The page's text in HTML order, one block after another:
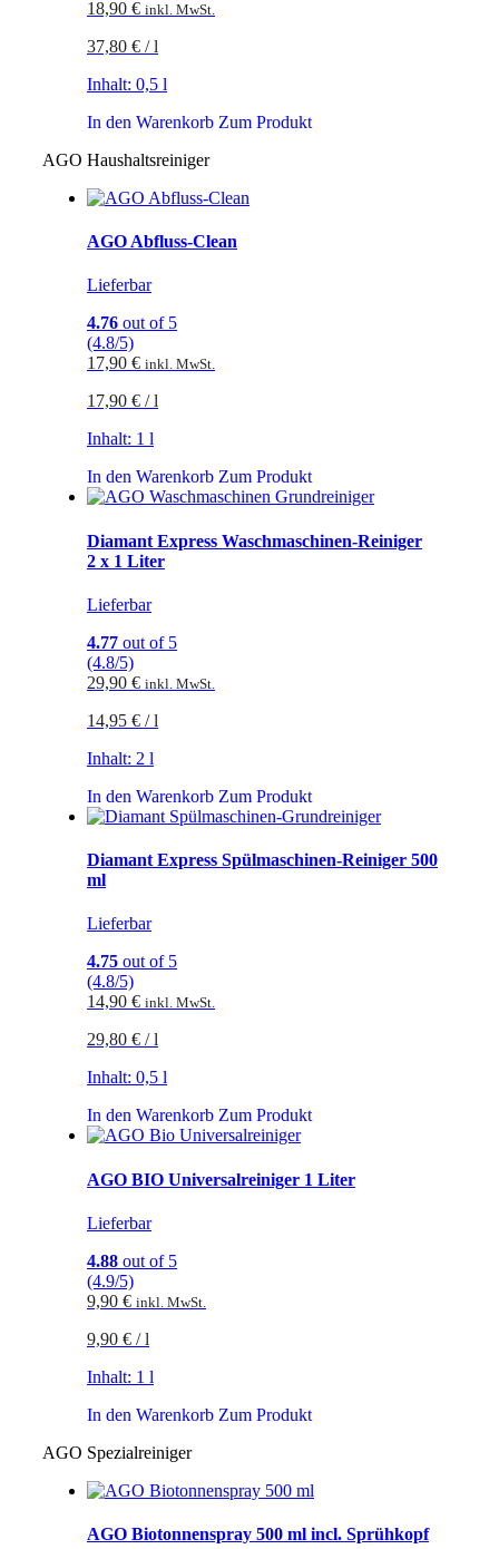
18,90 € inkl. MwSt.
37,80 € /l
Inhalt: 0,5 l
In den Warenkorb Zum Produkt
AGO Haushaltsreiniger
AGO Abfluss-Clean
Lieferbar
4.76 out of 5
(4.8/5)
17,90 € inkl. MwSt.
17,90 € /l
Inhalt: 1 l
In den Warenkorb Zum Produkt
Diamant Express Waschmaschinen-Reiniger
2 x 1 Liter
Lieferbar
4.77 out of 5
(4.8/5)
29,90 € inkl. MwSt.
14,95 € /l
Inhalt: 2 l
In den Warenkorb Zum Produkt
Diamant Express Spülmaschinen-Reiniger 500
ml
Lieferbar
4.75 out of 5
(4.8/5)
14,90 € inkl. MwSt.
29,80 € /l
Inhalt: 0,5 l
In den Warenkorb Zum Produkt
AGO BIO Universalreiniger 1 Liter
Lieferbar
4.88 out of 5
(4.9/5)
9,90 € inkl. MwSt.
9,90 € /l
Inhalt: 1 l
In den Warenkorb Zum Produkt
AGO Spezialreiniger
AGO Biotonnenspray 500 ml incl. Sprühkopf